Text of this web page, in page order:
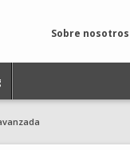
Sobre nosotros